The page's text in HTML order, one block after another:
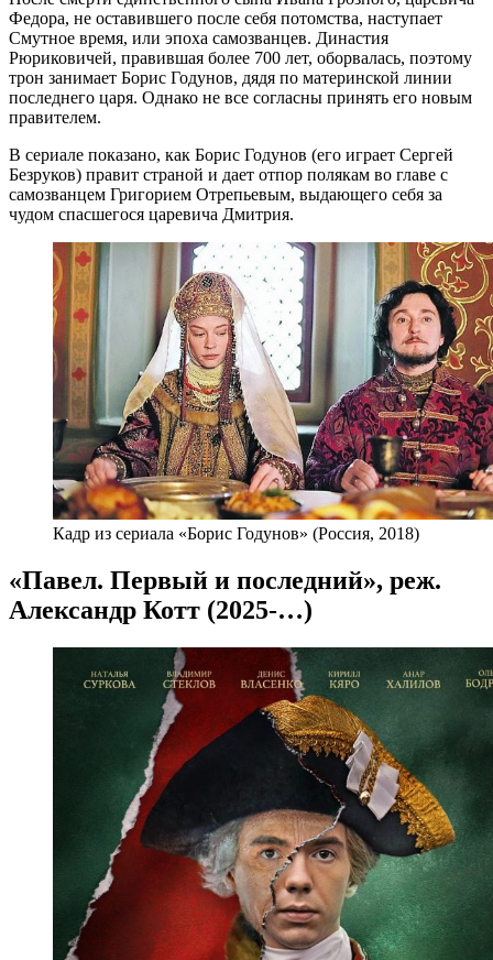
Федора, не оставившего после себя потомства, наступает
Смутное время, или эпоха самозванцев. Династия
Рюриковичей, правившая более 700 лет, оборвалась, поэтому
трон занимает Борис Годунов, дядя по материнской линии
последнего царя. Однако не все согласны принять его новым
правителем.
В сериале показано, как Борис Годунов (его играет Сергей
Безруков) правит страной и дает отпор полякам во главе с
самозванцем Григорием Отрепьевым, выдающего себя за
чудом спасшегося царевича Дмитрия.
Кадр из сериала «Борис Годунов» (Россия, 2018)
«Павел. Первый и последний», реж.
Александр Котт (2025-…)